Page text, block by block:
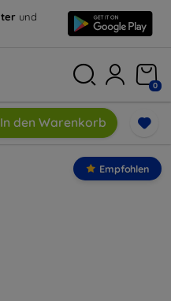
und
0
In den Warenkorb
Empfohlen